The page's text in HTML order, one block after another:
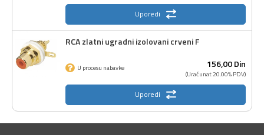
Uporedi
RCA zlatni ugradni izolovani crveni F
156,00Din
(Uračunat 20.00% PDV)
U procesu nabavke
Uporedi